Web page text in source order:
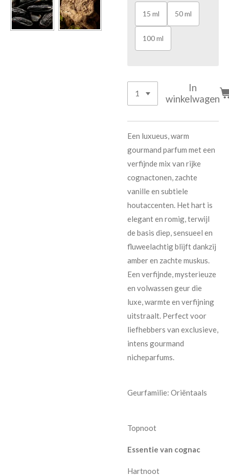
15 ml 50 ml
100 ml
In
winkelwagen
Een luxueus, warm
gourmand parfum met een
verfijnde mix van rijke
cognactonen, zachte
vanille en subtiele
houtaccenten. Het hart is
elegant en romig, terwijl
de basis diep, sensueel en
fluweelachtig blijft dankzij
amber en zachte muskus.
Een verfijnde, mysterieuze
en volwassen geur die
luxe, warmte en verfijning
uitstraalt. Perfect voor
liefhebbers van exclusieve,
intens gourmand
nicheparfums.
Geurfamilie: Oriëntaals
Topnoot
Essentie van cognac
Hartnoot